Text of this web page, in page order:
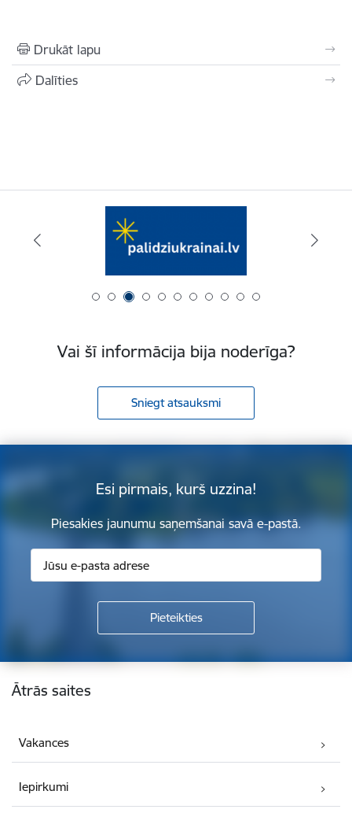
Drukāt lapu
Dalīties
Vai šī informācija bija noderīga?
Sniegt atsauksmi
Esi pirmais, kurš uzzina!
Piesakies jaunumu saņemšanai savā e-pastā.
Kājene
Ātrās saites
Vakances
Iepirkumi